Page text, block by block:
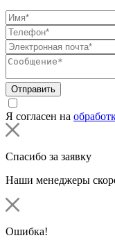
Отправить
Я согласен на
Спасибо за заявку
Наши менеджеры
Ошибка!